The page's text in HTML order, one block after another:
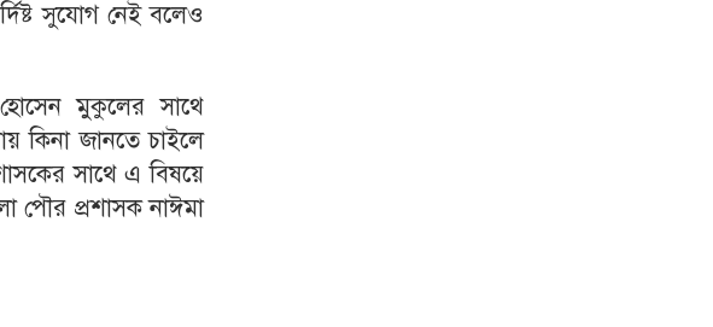
সুযোগ নেই বলেও
মুকুলের সাথে
কিনা জানতে চাইলে
সাথে এ বিষয়ে
পৌর প্রশাসক নাঈমা